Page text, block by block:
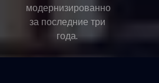
модернизированно
за последние три
года.